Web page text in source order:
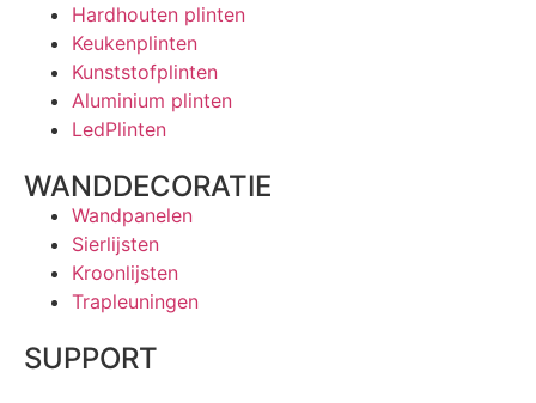
Hardhouten plinten
Keukenplinten
Kunststofplinten
Aluminium plinten
LedPlinten
WANDDECORATIE
Wandpanelen
Sierlijsten
Kroonlijsten
Trapleuningen
SUPPORT